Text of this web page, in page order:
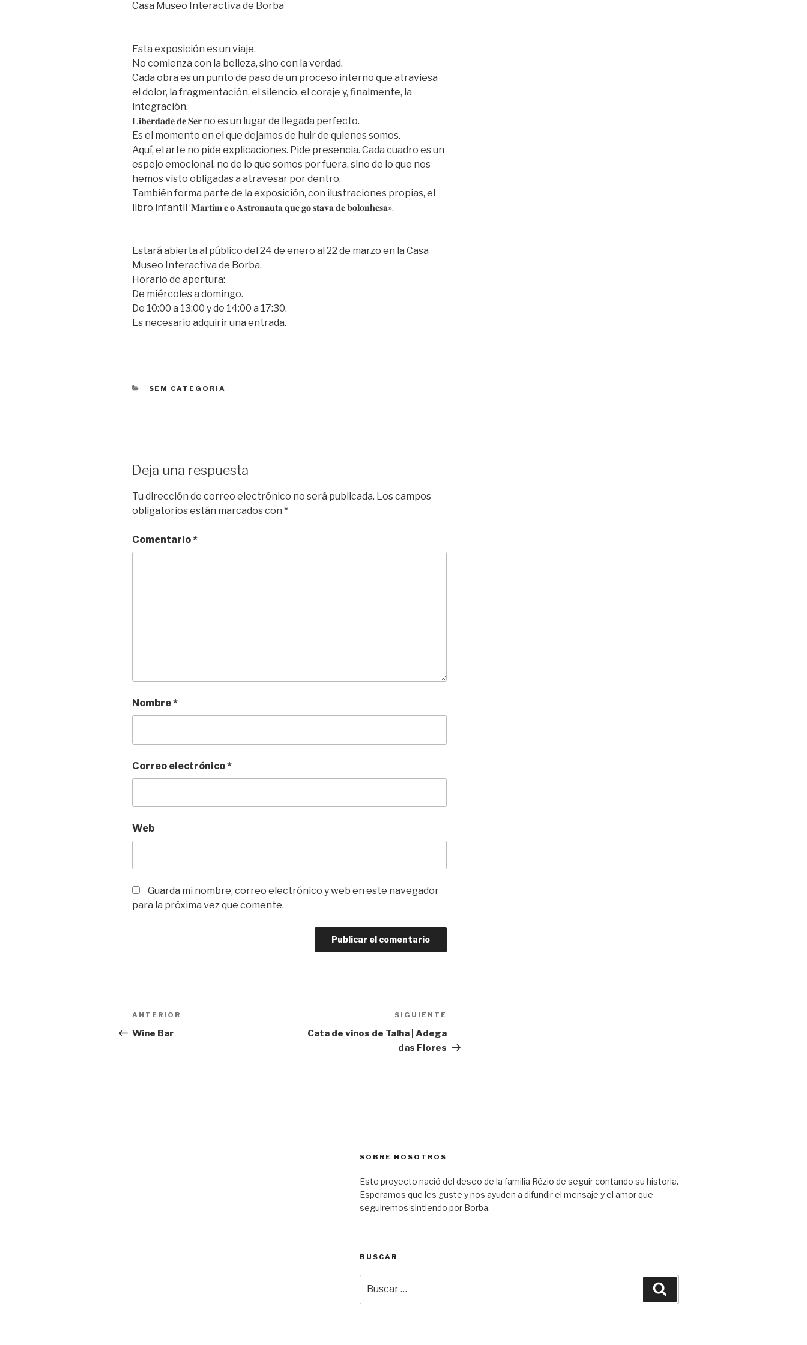
Casa Museo Interactiva de Borba
Esta exposición es un viaje.
No comienza con la belleza, sino con la verdad.
Cada obra es un punto de paso de un proceso interno que atraviesa
el dolor, la fragmentación, el silencio, el coraje y, finalmente, la
integración.
𝐋𝐢𝐛𝐞𝐫𝐝𝐚𝐝𝐞 𝐝𝐞 𝐒𝐞𝐫 no es un lugar de llegada perfecto.
Es el momento en el que dejamos de huir de quienes somos.
Aquí, el arte no pide explicaciones. Pide presencia. Cada cuadro es un
espejo emocional, no de lo que somos por fuera, sino de lo que nos
hemos visto obligadas a atravesar por dentro.
También forma parte de la exposición, con ilustraciones propias, el
libro infantil ‘𝐌𝐚𝐫𝐭𝐢𝐦 𝐞 𝐨 𝐀𝐬𝐭𝐫𝐨𝐧𝐚𝐮𝐭𝐚 𝐪𝐮𝐞 𝐠𝐨 𝐬𝐭𝐚𝐯𝐚 𝐝𝐞 𝐛𝐨𝐥𝐨𝐧𝐡𝐞𝐬𝐚».
Estará abierta al público del 24 de enero al 22 de marzo en la Casa
Museo Interactiva de Borba.
Horario de apertura:
De miércoles a domingo.
De 10:00 a 13:00 y de 14:00 a 17:30.
Es necesario adquirir una entrada.
CATEGORÍAS
SEM CATEGORIA
Deja una respuesta
Tu dirección de correo electrónico no será publicada. Los campos
obligatorios están marcados con *
Comentario*
Nombre*
Correo electrónico*
Web
Guarda mi nombre, correo electrónico y web en este navegador
para la próxima vez que comente.
Navegación
de
Entrada
anterior:
ANTERIOR
Wine Bar
entrada
SIGUIENTE
Cata de vinos de Talha | Adega
das Flores
SOBRE NOSOTROS
Este proyecto nació del deseo de la familia Rézio de seguir contando su historia.
Esperamos que les guste y nos ayuden a difundir el mensaje y el amor que
seguiremos sintiendo por Borba.
BUSCAR
por: